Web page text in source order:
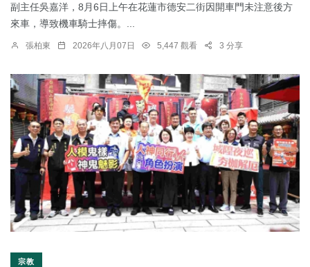
副主任吳嘉洋，8月6日上午在花蓮市德安二街因開車門未注意後方
來車，導致機車騎士摔傷。...
張柏東 2026年八月07日 5,447 觀看 3 分享
宗教